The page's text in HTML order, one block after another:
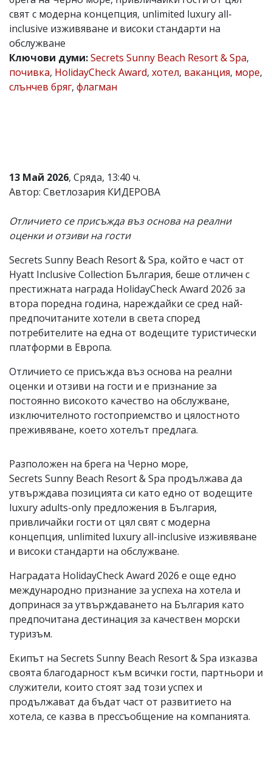
Коментарите
под
статиите
се
въвеждат
читателите
и
откриете
обиден
за
коментар,
моля
сигнализирайте
свят с модерна концепция, unlimited luxury all-
inclusive изживяване и високи стандарти на
обслужване
Ключови думи:Secrets Sunny Beach Resort & Spa,
почивка, HolidayCheck Award, хотел, ваканция, море,
слънчев бряг, флагман
13 Май 2026, Сряда, 13:40 ч.
Автор: Светлозария КИДЕРОВА
Отличието се присъжда въз основа на реални
оценки и отзиви на гости
Secrets Sunny Beach Resort & Spa, който е част от
Hyatt Inclusive Collection България, беше отличен с
престижната награда HolidayCheck Award 2026 за
втора поредна година, нареждайки се сред най-
предпочитаните хотели в света според
потребителите на една от водещите туристически
платформи в Европа.
Отличието се присъжда въз основа на реални
оценки и отзиви на гости и е признание за
постоянно високото качество на обслужване,
изключителното гостоприемство и цялостното
преживяване, което хотелът предлага.
Разположен на брега на Черно море,
Secrets Sunny Beach Resort & Spa продължава да
утвърждава позицията си като едно от водещите
luxury adults-only предложения в България,
привличайки гости от цял свят с модерна
концепция, unlimited luxury all-inclusive изживяване
и високи стандарти на обслужване.
Наградата HolidayCheck Award 2026 е още едно
международно признание за успеха на хотела и
допринася за утвърждаването на България като
предпочитана дестинация за качествен морски
туризъм.
Екипът на Secrets Sunny Beach Resort & Spa изказва
своята благодарност към всички гости, партньори и
служители, които стоят зад този успех и
продължават да бъдат част от развитието на
хотела, се казва в прессъобщение на компанията.